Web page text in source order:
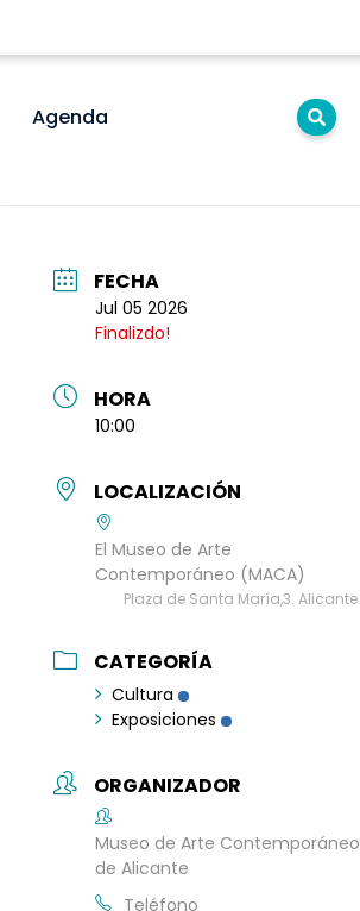
Agenda
FECHA
Jul 05 2026
Finalizdo!
HORA
10:00
LOCALIZACIÓN
El Museo de Arte
Contemporáneo (MACA)
Plaza de Santa María,3. Alicante
CATEGORÍA
Cultura
Exposiciones
ORGANIZADOR
Museo de Arte Contemporáneo
de Alicante
Teléfono